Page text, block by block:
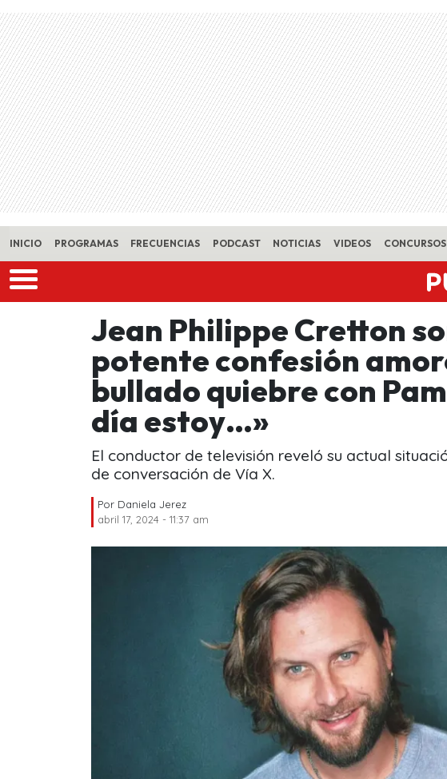
Skip to main content
INICIO PROGRAMAS FRECUENCIAS PODCAST NOTICIAS VIDEOS CONCURSOS
Jean Philippe Cretton
potente confesión
bullado quiebre con
día estoy…»
El conductor de televisión reveló su actual
de conversación de Vía X.
Por Daniela Jerez
abril 17, 2024 - 11:37 am